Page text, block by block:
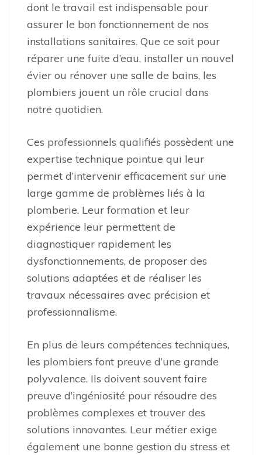
dont le travail est indispensable pour
assurer le bon fonctionnement de nos
installations sanitaires. Que ce soit pour
réparer une fuite d’eau, installer un nouvel
évier ou rénover une salle de bains, les
plombiers jouent un rôle crucial dans
notre quotidien.
Ces professionnels qualifiés possèdent une
expertise technique pointue qui leur
permet d’intervenir efficacement sur une
large gamme de problèmes liés à la
plomberie. Leur formation et leur
expérience leur permettent de
diagnostiquer rapidement les
dysfonctionnements, de proposer des
solutions adaptées et de réaliser les
travaux nécessaires avec précision et
professionnalisme.
En plus de leurs compétences techniques,
les plombiers font preuve d’une grande
polyvalence. Ils doivent souvent faire
preuve d’ingéniosité pour résoudre des
problèmes complexes et trouver des
solutions innovantes. Leur métier exige
également une bonne gestion du stress et